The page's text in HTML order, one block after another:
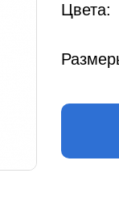
Цвета: